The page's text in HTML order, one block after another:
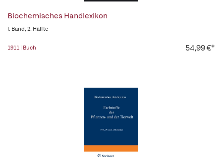
Biochemisches Handlexikon
I. Band, 2. Hälfte
1911 | Buch 54,99 €*